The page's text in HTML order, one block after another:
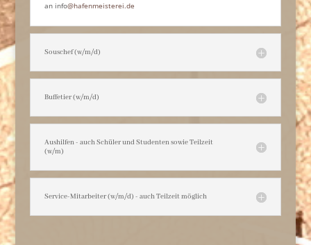
an info@hafenmeisterei.de
Souschef (w/m/d)
Buffetier (w/m/d)
Aushilfen - auch Schüler und Studenten sowie Teilzeit
(w/m)
Service-Mitarbeiter (w/m/d) - auch Teilzeit möglich